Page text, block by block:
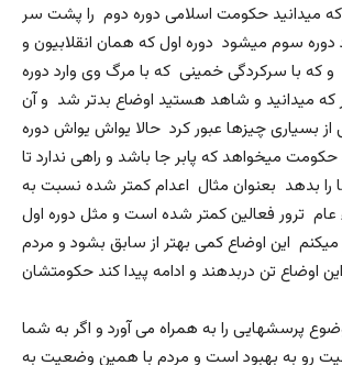
که میدانید حکومت اسلامی دوره دوم را پشت سر
دوره سوم میشود دوره اول که همان انقلابیون و
۵۷ بودند و که با سرکردگی خمینی که با مرگ وی وارد دوره
میدانید و شاهد هستید اوضاع بدتر شد و آن
بسیاری چیزها عبور کرد حالا یواش یواش دوره
میخواهد که پابر جا باشد و راهی ندارد تا
را بدهد بعنوان مثال اعدام کمتر شده نسبت به
عام ترور فعالین کمتر شده است و مثل دوره اول
میکنم این اوضاع کمی بهتر از سابق بشود و مردم
پرسشهایی را به همراه می آورد و اگر به شما
رو به بهبود است و مردم با همین وضعیت به